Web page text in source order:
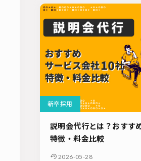
新卒採用
説明会代行とは？おす
特徴・料金比較
2026-05-28